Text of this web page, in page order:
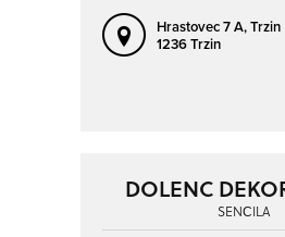
Hrastovec 7 A,Trzin
1236 Trzin
DOLENC
SENČILA